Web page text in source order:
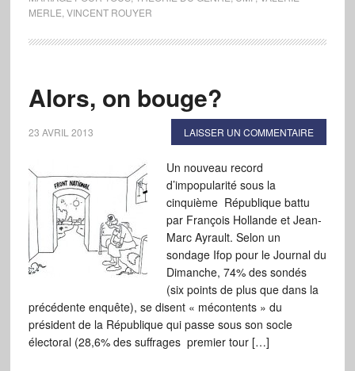
MERLE VINCENT ROUYER
Alors, on bouge?
23 AVRIL 2013 LAISSER UN COMMENTAIRE
Un nouveau record
d’impopularité sous la
cinquième République battu
par François Hollande et Jean-
Marc Ayrault. Selon un
sondage Ifop pour le Journal du
Dimanche, 74% des sondés
(six points de plus que dans la
précédente enquête), se disent « mécontents » du
président de la République qui passe sous son socle
électoral (28,6% des suffrages premier tour […]